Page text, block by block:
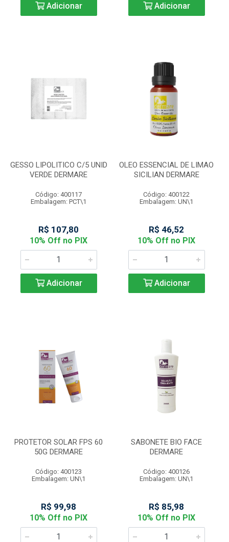
Adicionar Adicionar
GESSO LIPOLITICO C/5 UNID
VERDE DERMARE
Código: 400117
Embalagem: PCT\1
R$ 107,80
10% Off no PIX
Adicionar
OLEO ESSENCIAL DE LIMAO
SICILIAN DERMARE
Código: 400122
Embalagem: UN\1
R$ 46,52
10% Off no PIX
Adicionar
PROTETOR SOLAR FPS 60
50G DERMARE
Código: 400123
Embalagem: UN\1
R$ 99,98
10% Off no PIX
SABONETE BIO FACE
DERMARE
Código: 400126
Embalagem: UN\1
R$ 85,98
10% Off no PIX